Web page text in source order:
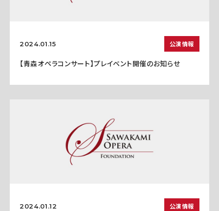
2024.01.15 公演情報
【青森オペラコンサート】プレイベント開催のお知らせ
2024.01.12 公演情報